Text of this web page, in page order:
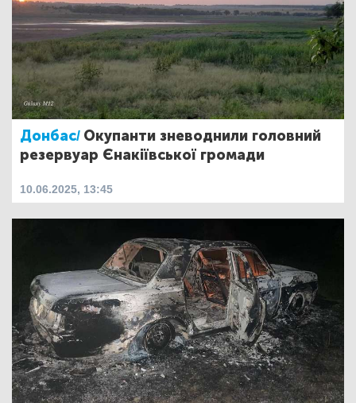
Донбас/ Окупанти зневоднили головний
резервуар Єнакіївської громади
10.06.2025, 13:45